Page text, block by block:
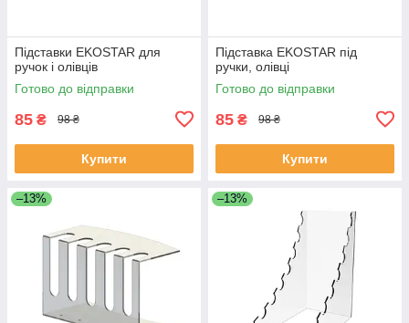
Підставки EKOSTAR для
ручок і олівців
Готово до відправки
85 ₴ 98 ₴
Купити
Підставка EKOSTAR під
ручки, олівці
Готово до відправки
85 ₴ 98 ₴
Купити
–13% –13%